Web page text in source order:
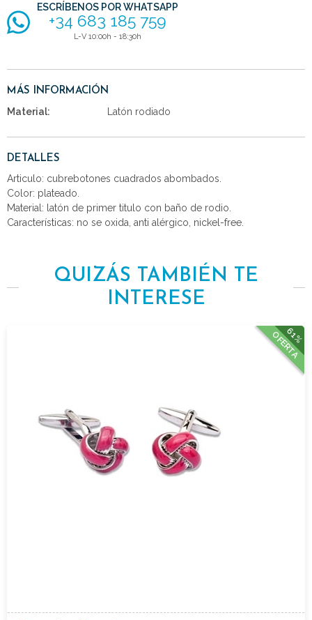
ESCRÍBENOS POR WHATSAPP
+34 683 185 759
L-V 10:00h - 18:30h
MÁS INFORMACIÓN
Material: Latón rodiado
DETALLES
Articulo: cubrebotones cuadrados abombados.
Color: plateado.
Material: latón de primer titulo con baño de rodio.
Características: no se oxida, anti alérgico, nickel-free.
QUIZÁS TAMBIÉN TE
INTERESE
61%
OFERTA